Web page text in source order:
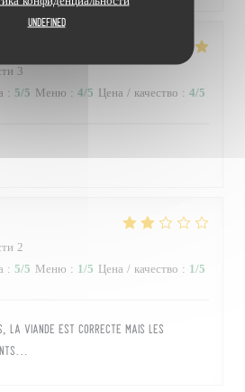
undefined
3
: 5/5 Меню : 4/5 Цена / качество : 4/5
2
: 5/5 Меню : 1/5 Цена / качество : 1/5
la viande est correcte mais les